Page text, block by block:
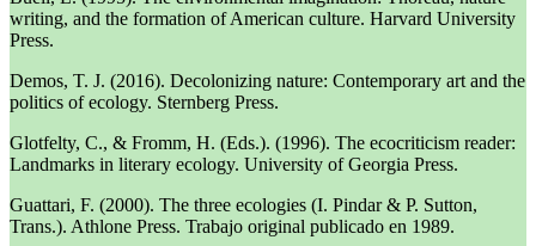
writing, and the formation of American culture. Harvard University
Press.
Demos, T. J. (2016). Decolonizing nature: Contemporary art and the
politics of ecology. Sternberg Press.
Glotfelty, C., & Fromm, H. (Eds.). (1996). The ecocriticism reader:
Landmarks in literary ecology. University of Georgia Press.
Guattari, F. (2000). The three ecologies (I. Pindar & P. Sutton,
Trans.). Athlone Press. Trabajo original publicado en 1989.